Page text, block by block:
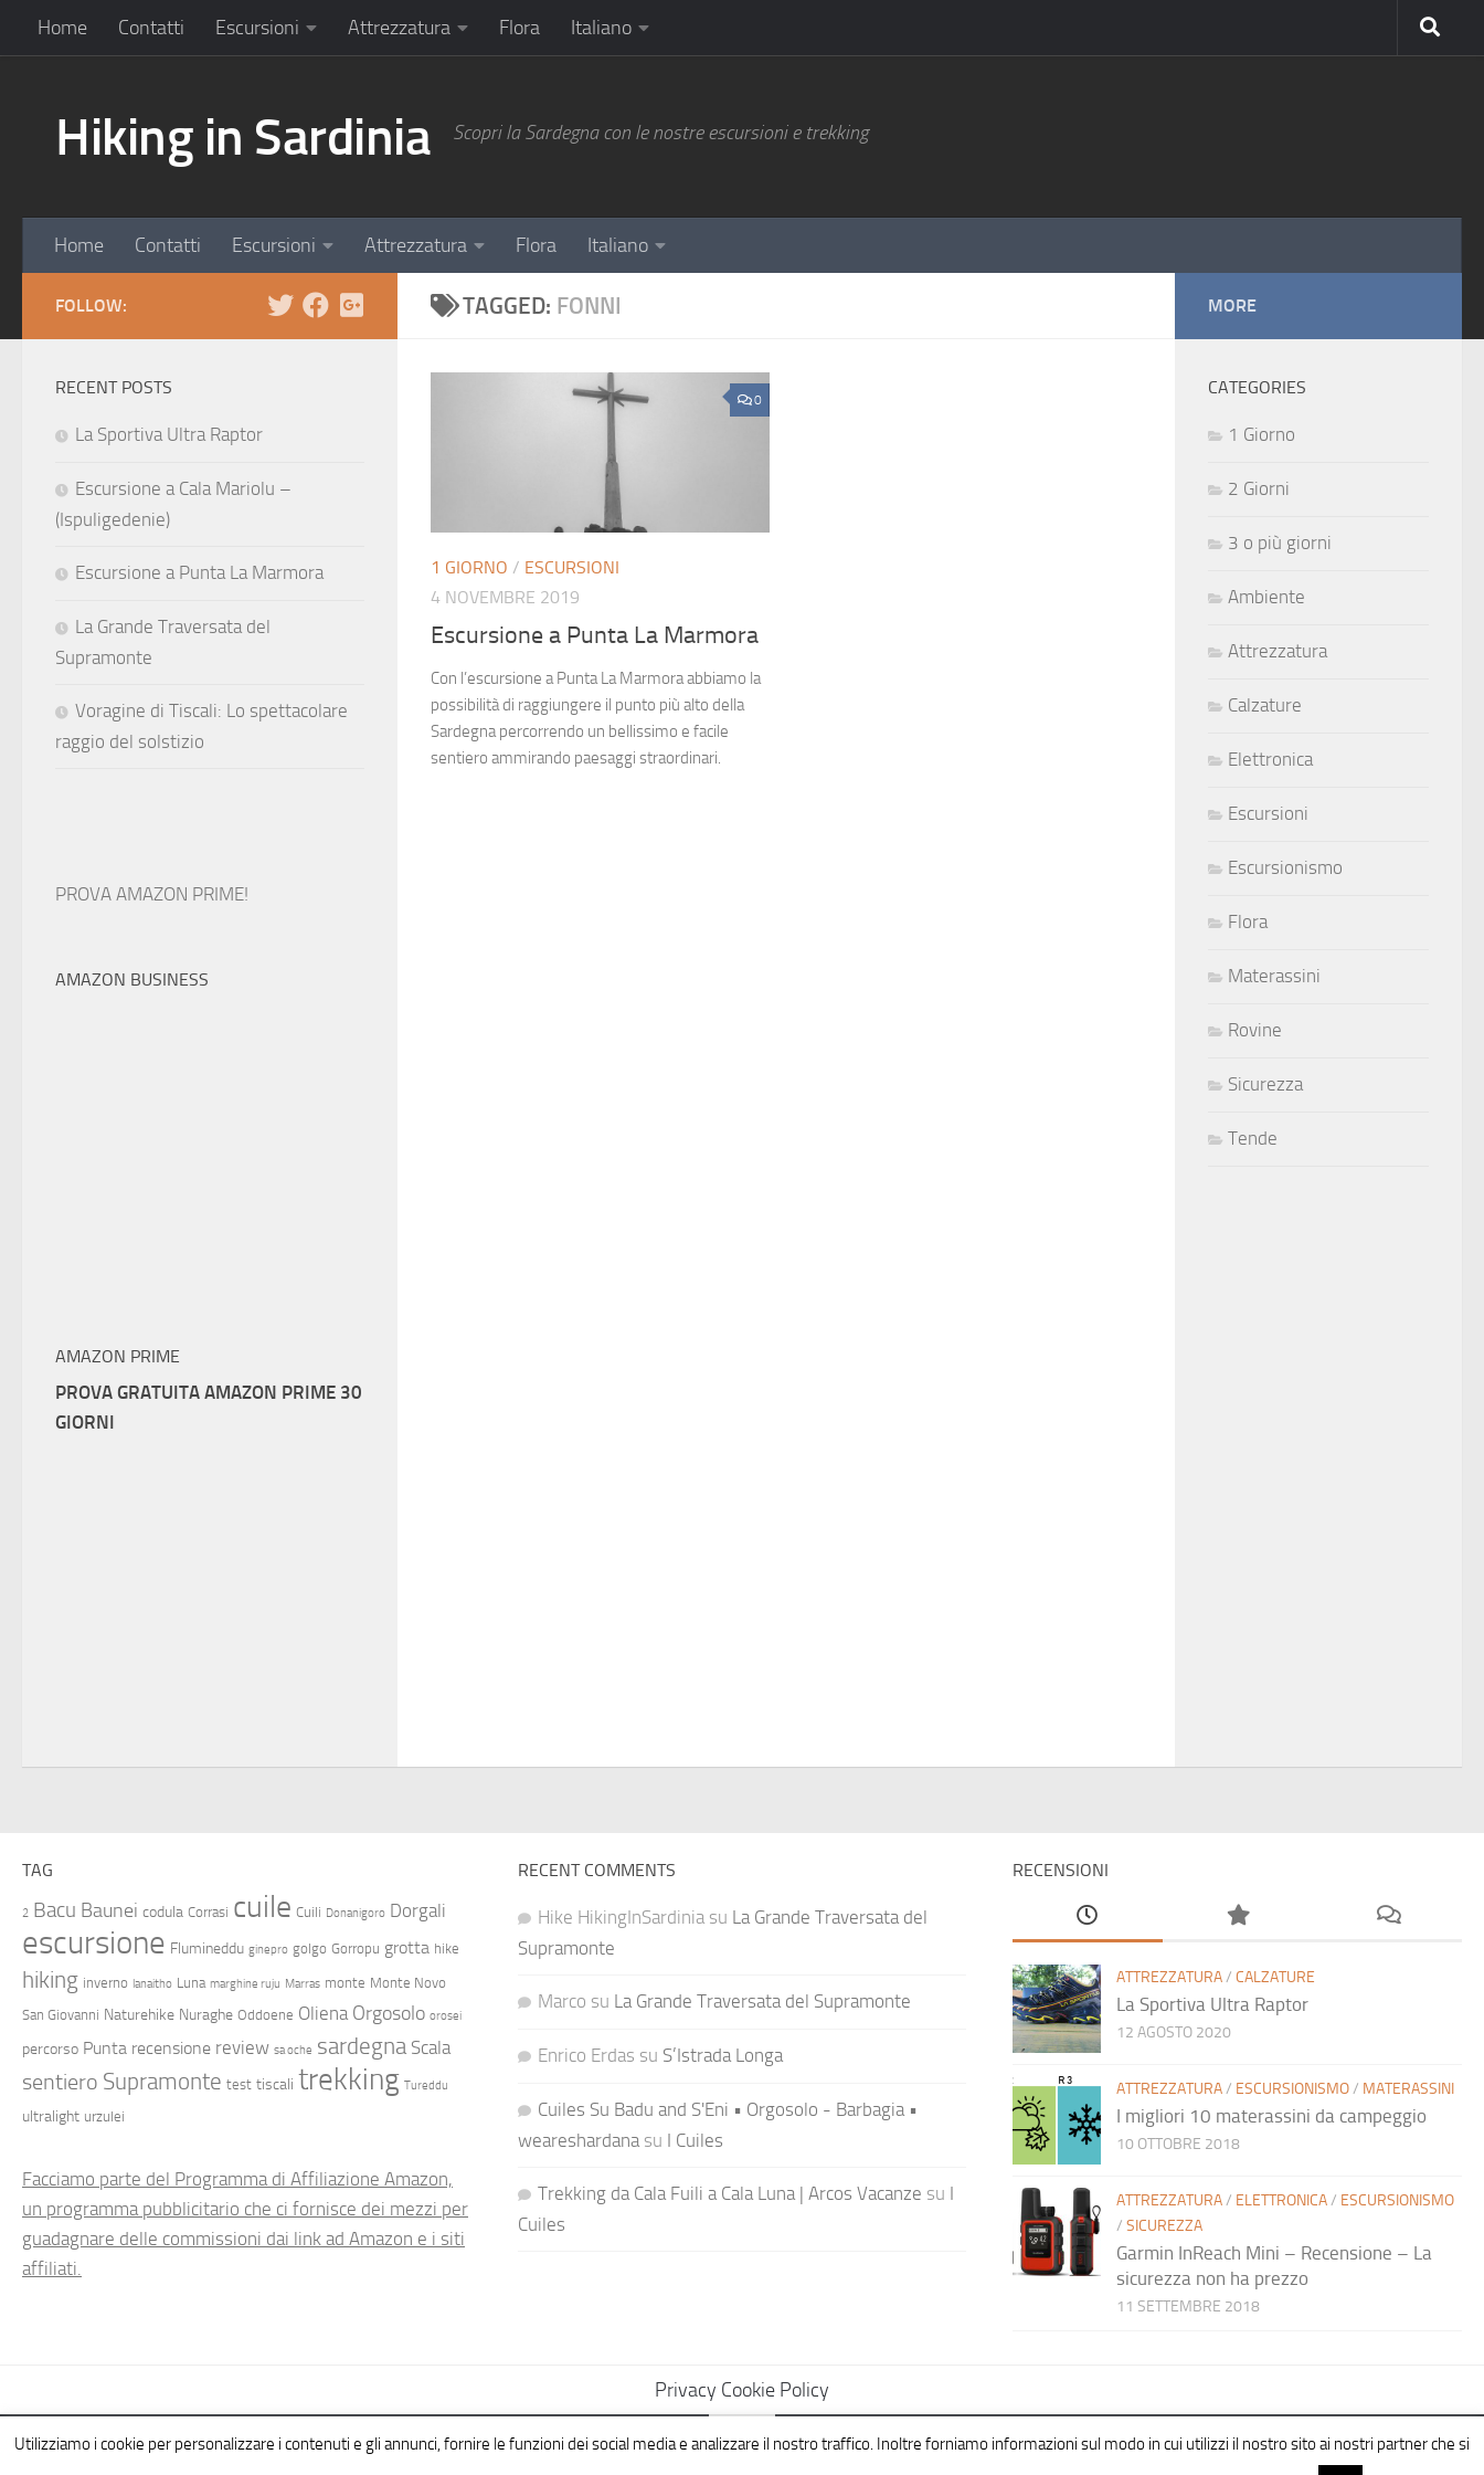
Home Contatti Escursioni Attrezzatura Flora Italiano
Hiking in Sardinia Scopri la Sardegna con le nostre escursioni e trekking
Home Contatti Escursioni Attrezzatura Flora Italiano
TAGGED: FONNI
0
1 GIORNO / ESCURSIONI
4 NOVEMBRE 2019
Escursione a Punta La Marmora
Con l’escursione a Punta La Marmora abbiamo la
possibilità di raggiungere il punto più alto della
Sardegna percorrendo un bellissimo e facile
sentiero ammirando paesaggi straordinari.
FOLLOW:
RECENT POSTS
La Sportiva Ultra Raptor
Escursione a Cala Mariolu –
(Ispuligedenie)
Escursione a Punta La Marmora
La Grande Traversata del
Supramonte
Voragine di Tiscali: Lo spettacolare
raggio del solstizio
PROVA AMAZON PRIME!
AMAZON BUSINESS
AMAZON PRIME
PROVA GRATUITA AMAZON PRIME 30
GIORNI
MORE
CATEGORIES
1 Giorno
2 Giorni
3 o più giorni
Ambiente
Attrezzatura
Calzature
Elettronica
Escursioni
Escursionismo
Flora
Materassini
Rovine
Sicurezza
Tende
TAG
2 Bacu Baunei codula Corrasi cuile Cuili Donanigoro Dorgali
escursione Flumineddu ginepro golgo Gorropu grotta hike
hiking inverno lanaitho Luna marghine ruju Marras monte Monte Novo
San Giovanni Naturehike Nuraghe Oddoene Oliena Orgosolo orosei
percorso Punta recensione review sa oche sardegna Scala
sentiero Supramonte test tiscali trekking Tureddu
ultralight urzulei
Facciamo parte del Programma di Affiliazione Amazon,
un programma pubblicitario che ci fornisce dei mezzi per
guadagnare delle commissioni dai link ad Amazon e i siti
affiliati.
RECENT COMMENTS
Hike HikingInSardiniasu La Grande Traversata del
Supramonte
Marco su La Grande Traversata del Supramonte
Enrico Erdas su S’Istrada Longa
Cuiles Su Badu and S'Eni • Orgosolo - Barbagia •
weareshardanasu I Cuiles
Trekking da Cala Fuili a Cala Luna | Arcos Vacanze su I
Cuiles
RECENSIONI
ATTREZZATURA/CALZATURE
La Sportiva Ultra Raptor
12 AGOSTO 2020
ATTREZZATURA/ ESCURSIONISMO/ MATERASSINI
I migliori 10 materassini da campeggio
10 OTTOBRE 2018
ATTREZZATURA/ ELETTRONICA/ ESCURSIONISMO
/SICUREZZA
Garmin InReach Mini – Recensione – La
sicurezza non ha prezzo
11 SETTEMBRE 2018
Privacy Cookie Policy
Utilizziamo i cookie per personalizzare i contenuti e gli annunci, fornire le funzioni dei social media e analizzare il nostro traffico. Inoltre forniamo informazioni sul modo in cui utilizzi il nostro sito ai nostri partner che si